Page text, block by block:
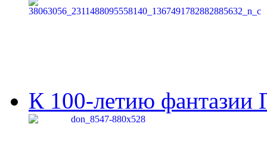
К 100-летию фантазии